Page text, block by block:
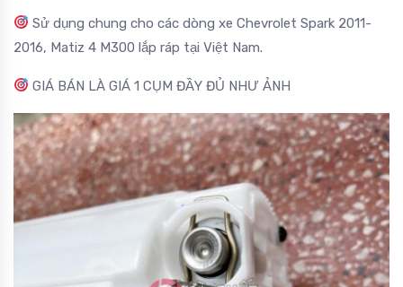
Sử dụng chung cho các dòng xe Chevrolet Spark 2011-
2016, Matiz 4 M300 lắp ráp tại Việt Nam.
GIÁ BÁN LÀ GIÁ 1 CỤM ĐẦY ĐỦ NHƯ ẢNH